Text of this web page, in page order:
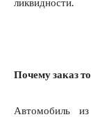
Почему заказ
Автомобиль